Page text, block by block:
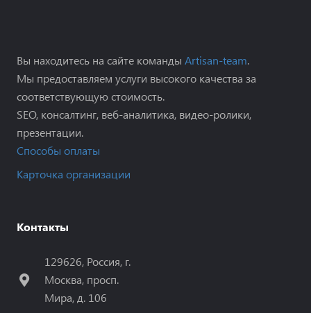
Вы находитесь на сайте команды Artisan-team.
Мы предоставляем услуги высокого качества за
соответствующую стоимость.
SEO, консалтинг, веб-аналитика, видео-ролики,
презентации.
Способы оплаты
Карточка организации
Контакты
129626, Россия, г.
Москва, просп.
Мира, д. 106